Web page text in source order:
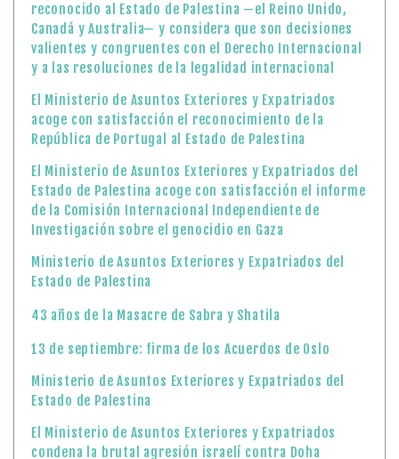
reconocido al Estado de Palestina —el Reino Unido,
Canadá y Australia— y considera que son decisiones
valientes y congruentes con el Derecho Internacional
y a las resoluciones de la legalidad internacional
El Ministerio de Asuntos Exteriores y Expatriados
acoge con satisfacción el reconocimiento de la
República de Portugal al Estado de Palestina
El Ministerio de Asuntos Exteriores y Expatriados del
Estado de Palestina acoge con satisfacción el informe
de la Comisión Internacional Independiente de
Investigación sobre el genocidio en Gaza
Ministerio de Asuntos Exteriores y Expatriados del
Estado de Palestina
43 años de la Masacre de Sabra y Shatila
13 de septiembre: firma de los Acuerdos de Oslo
Ministerio de Asuntos Exteriores y Expatriados del
Estado de Palestina
El Ministerio de Asuntos Exteriores y Expatriados
condena la brutal agresión israelí contra Doha